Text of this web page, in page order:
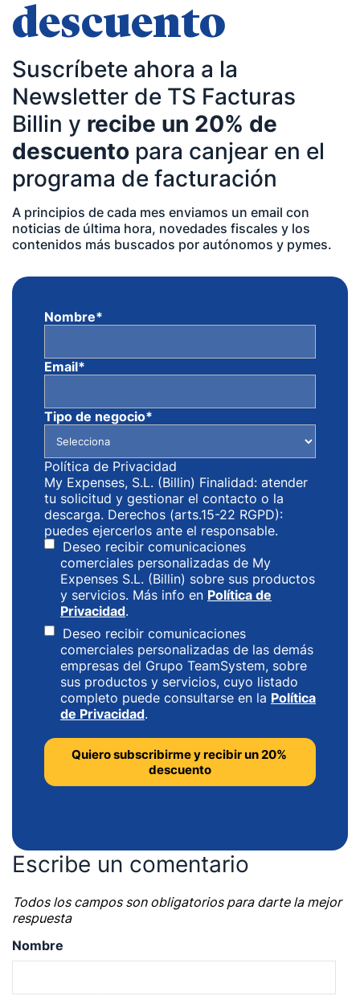
descuento
Suscríbete ahora a la
Newsletter de TS Facturas
Billin y recibe un 20% de
descuento para canjear en el
programa de facturación
A principios de cada mes enviamos un email con
noticias de última hora, novedades fiscales y los
contenidos más buscados por autónomos y pymes.
Nombre*
Email*
Tipo de negocio*
Política de Privacidad
My Expenses, S.L. (Billin) Finalidad: atender
tu solicitud y gestionar el contacto o la
descarga. Derechos (arts.15-22 RGPD):
puedes ejercerlos ante el responsable.
Deseo recibir comunicaciones
comerciales personalizadas de My
Expenses S.L. (Billin) sobre sus productos
y servicios. Más info en Política de
Privacidad.
Deseo recibir comunicaciones
comerciales personalizadas de las demás
empresas del Grupo TeamSystem, sobre
sus productos y servicios, cuyo listado
completo puede consultarse en la Política
de Privacidad.
Escribe un comentario
Todos los campos son obligatorios para darte la mejor
respuesta
Nombre